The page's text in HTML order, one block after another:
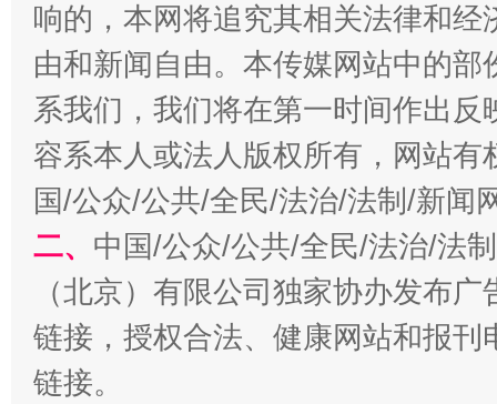
“刷贴”乱象丛生
生
响的，本网将追究其相关法律和
由和新闻自由。本传媒网站中的
系我们，我们将在第一时间作出
容系本人或法人版权所有，网站
国/公众/公共/全民/法治/法制/新闻
二、 中国/公众/公共/全民/法治/法
（北京）有限公司独家协办发布
链接，授权合法、健康网站和报
链接。